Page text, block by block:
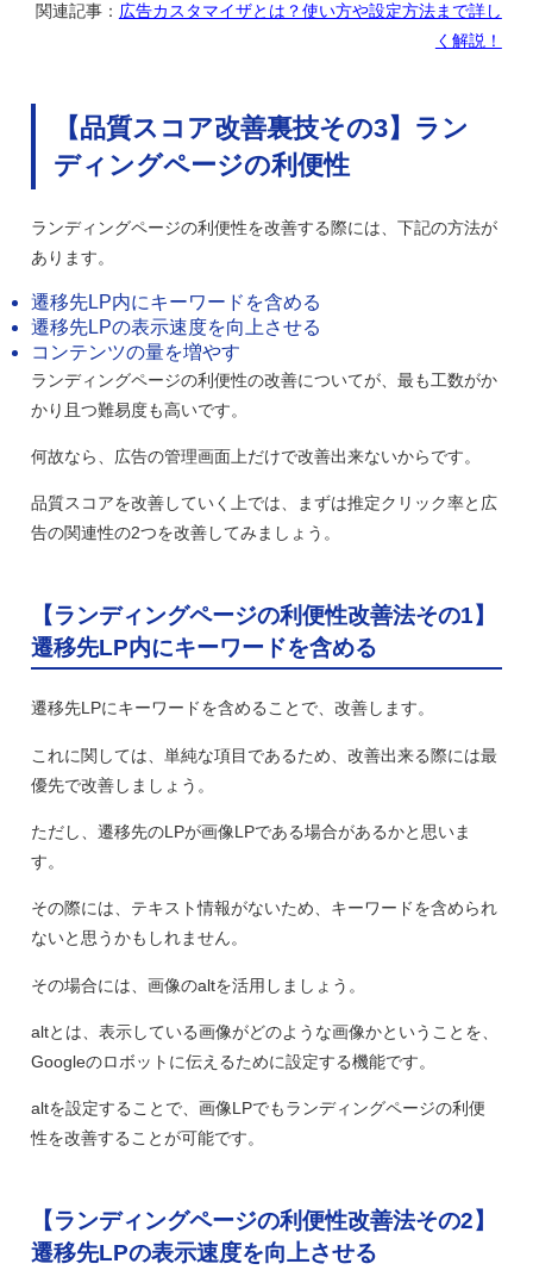
関連記事： 広告カスタマイザとは？使い方や設定方法まで詳し
く解説！
【品質スコア改善裏技その3】ラン
ディングページの利便性
ランディングページの利便性を改善する際には、下記の方法が
あります。
遷移先LP内にキーワードを含める
遷移先LPの表示速度を向上させる
コンテンツの量を増やす
ランディングページの利便性の改善についてが、最も工数がか
かり且つ難易度も高いです。
何故なら、広告の管理画面上だけで改善出来ないからです。
品質スコアを改善していく上では、まずは推定クリック率と広
告の関連性の2つを改善してみましょう。
【ランディングページの利便性改善法その1】
遷移先LP内にキーワードを含める
遷移先LPにキーワードを含めることで、改善します。
これに関しては、単純な項目であるため、改善出来る際には最
優先で改善しましょう。
ただし、遷移先のLPが画像LPである場合があるかと思いま
す。
その際には、テキスト情報がないため、キーワードを含められ
ないと思うかもしれません。
その場合には、画像のaltを活用しましょう。
altとは、表示している画像がどのような画像かということを、
Googleのロボットに伝えるために設定する機能です。
altを設定することで、画像LPでもランディングページの利便
性を改善することが可能です。
【ランディングページの利便性改善法その2】
遷移先LPの表示速度を向上させる